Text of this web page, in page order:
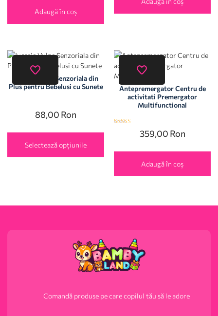
Adaugă în coș
Jucarie Vulpe Senzoriala din
Plus pentru Bebelusi cu Sunete
88,00 Ron
Selectează opțiunile
Antepremergator Centru de
activitati Premergator
Multifunctional
359,00 Ron
Adaugă în coș
Comandă produse pe care copilul tău să le adore